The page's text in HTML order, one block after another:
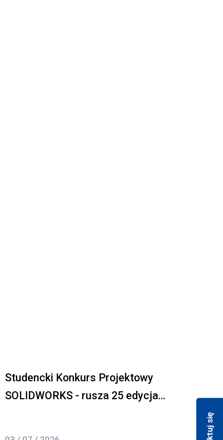
Studencki Konkurs Projektowy
SOLIDWORKS - rusza 25 edycja